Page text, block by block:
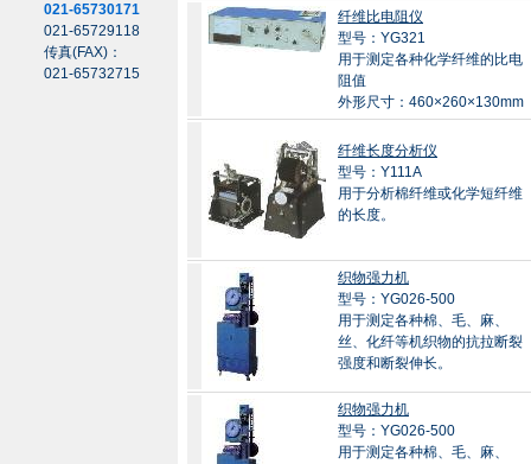
021-65730171
021-65729118
传真(FAX)：
021-65732715
纤维比电阻仪
型号：YG321
用于测定各种化学纤维的比电
阻值
外形尺寸：460×260×130mm
纤维长度分析仪
型号：Y111A
用于分析棉纤维或化学短纤维
的长度。
织物强力机
型号：YG026-500
用于测定各种棉、毛、麻、
丝、化纤等机织物的抗拉断裂
强度和断裂伸长。
织物强力机
型号：YG026-500
用于测定各种棉、毛、麻、